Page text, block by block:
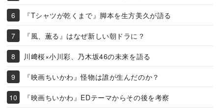
『Tシャツが乾くまで』脚本を生方美久が語る
『風、薫る』はなぜ新しい朝ドラに？
川﨑桜×小川彩、乃木坂46の未来を語る
『映画ちいかわ』怪物は誰が生んだのか？
『映画ちいかわ』EDテーマからその後を考察